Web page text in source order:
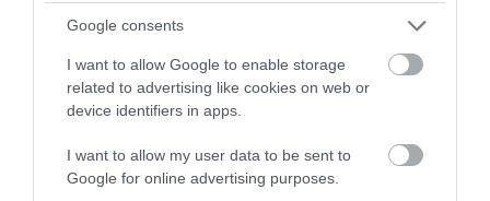
Google consents
I want to allow Google to enable storage
related to advertising like cookies on web or
device identifiers in apps.
I want to allow my user data to be sent to
Google for online advertising purposes.
Tesla: aminek köszönhetően mindenki
elektromos autót akart venni
Teslatörténete nem Muskkal indult, hiszen a
cégetMartin EberhardésMarc Tarpenning